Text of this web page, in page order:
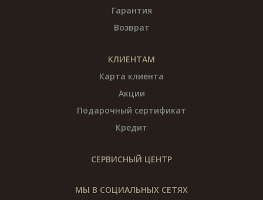
Гарантия
Возврат
КЛИЕНТАМ
Карта клиента
Акции
Подарочный сертификат
Кредит
СЕРВИСНЫЙ ЦЕНТР
МЫ В СОЦИАЛЬНЫХ СЕТЯХ